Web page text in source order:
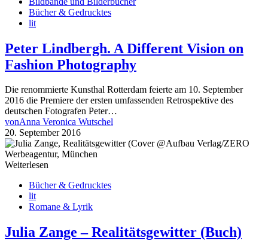
Bücher & Gedrucktes
lit
Peter Lindbergh. A Different Vision on
Fashion Photography
Die renommierte Kunsthal Rotterdam feierte am 10. September
2016 die Premiere der ersten umfassenden Retrospektive des
deutschen Fotografen Peter…
vonAnna Veronica Wutschel
20. September 2016
Weiterlesen
Bücher & Gedrucktes
lit
Romane & Lyrik
Julia Zange – Realitätsgewitter (Buch)